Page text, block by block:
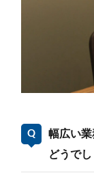
幅広い業
どうで